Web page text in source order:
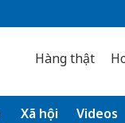
Hàng thật
Xã hội Videos